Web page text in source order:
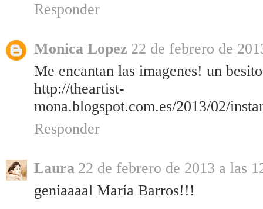
Responder
Monica Lopez 22 de febrero de
Me encantan las imagenes! un
http://theartist-
mona.blogspot.com.es/2013/02/
Responder
Laura 22 de febrero de 2013 a las
geniaaaal María Barros!!!